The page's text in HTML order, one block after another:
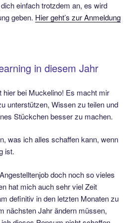
einfach trotzdem an, es wird
geben. Hier geht’s zur Anmeldung
in diesem Jahr
hier bei Muckelino! Es macht mir
unterstützen, Wissen zu teilen und
Stückchen besser zu machen.
was ich alles schaffen kann, wenn
ist.
doch noch so vieles
hat mich auch sehr viel Zeit
definitiv in den letzten Monaten zu
nächsten Jahr ändern müssen,